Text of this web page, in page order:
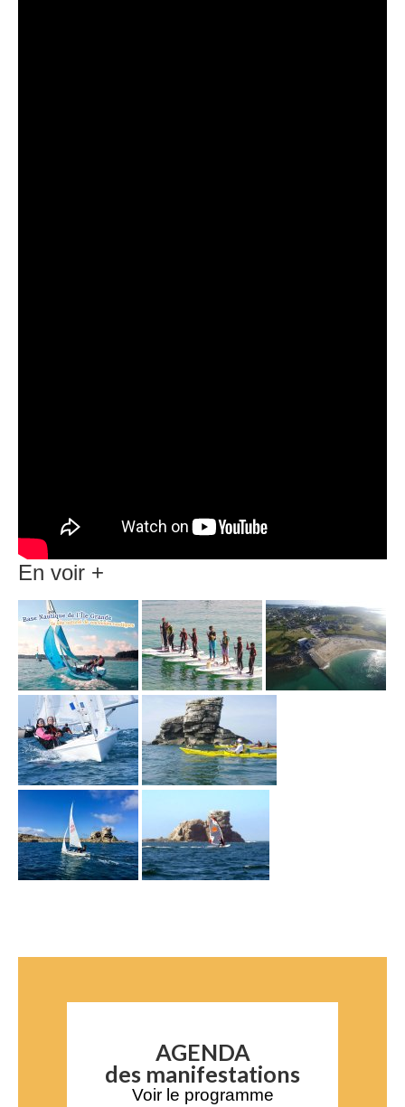
En voir +
AGENDA
des manifestations
Voir le programme